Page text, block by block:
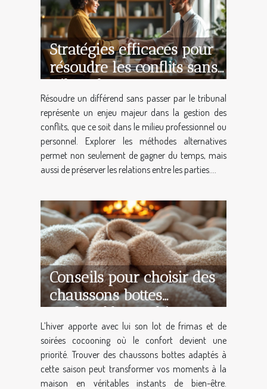
Stratégies efficaces pour
résoudre les conflits sans
tribunal
Résoudre un différend sans passer par le tribunal
représente un enjeu majeur dans la gestion des
conflits, que ce soit dans le milieu professionnel ou
personnel. Explorer les méthodes alternatives
permet non seulement de gagner du temps, mais
aussi de préserver les relations entre les parties....
Conseils pour choisir des
chaussons bottes
confortables en hiver
L’hiver apporte avec lui son lot de frimas et de
soirées cocooning où le confort devient une
priorité. Trouver des chaussons bottes adaptés à
cette saison peut transformer vos moments à la
maison en véritables instants de bien-être.